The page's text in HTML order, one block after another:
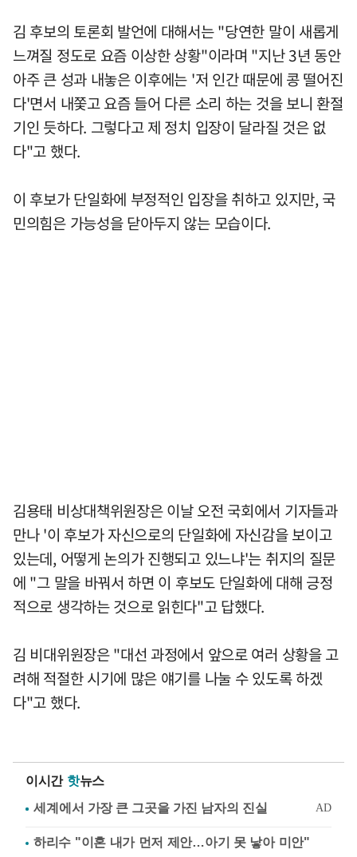
김 후보의 토론회 발언에 대해서는 "당연한 말이 새롭게
느껴질 정도로 요즘 이상한 상황"이라며 "지난 3년 동안
아주 큰 성과 내놓은 이후에는 '저 인간 때문에 콩 떨어진
다'면서 내쫓고 요즘 들어 다른 소리 하는 것을 보니 환절
기인 듯하다. 그렇다고 제 정치 입장이 달라질 것은 없
다"고 했다.
이 후보가 단일화에 부정적인 입장을 취하고 있지만, 국
민의힘은 가능성을 닫아두지 않는 모습이다.
김용태 비상대책위원장은 이날 오전 국회에서 기자들과
만나 '이 후보가 자신으로의 단일화에 자신감을 보이고
있는데, 어떻게 논의가 진행되고 있느냐'는 취지의 질문
에 "그 말을 바꿔서 하면 이 후보도 단일화에 대해 긍정
적으로 생각하는 것으로 읽힌다"고 답했다.
김 비대위원장은 "대선 과정에서 앞으로 여러 상황을 고
려해 적절한 시기에 많은 얘기를 나눌 수 있도록 하겠
다"고 했다.
이시간 핫뉴스
하리수 "이혼 내가 먼저 제안…아기 못 낳아 미안"